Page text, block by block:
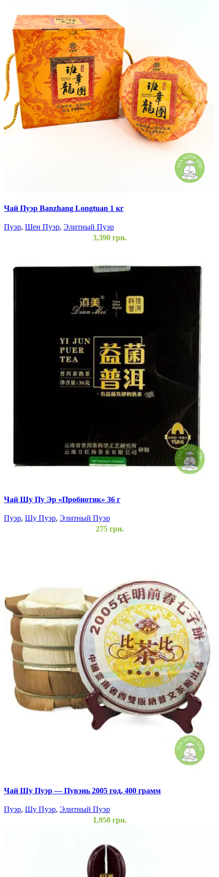
Чай Пуэр Banzhang Longtuan 1 кг
Пуэр, Шен Пуэр, Элитный Пуэр
3,390грн.
Чай Шу Пу Эр «Пробиотик» 36 г
Пуэр, Шу Пуэр, Элитный Пуэр
275грн.
Чай Шу Пуэр — Пувэнь 2005 год, 400 грамм
Пуэр, Шу Пуэр, Элитный Пуэр
1,950грн.